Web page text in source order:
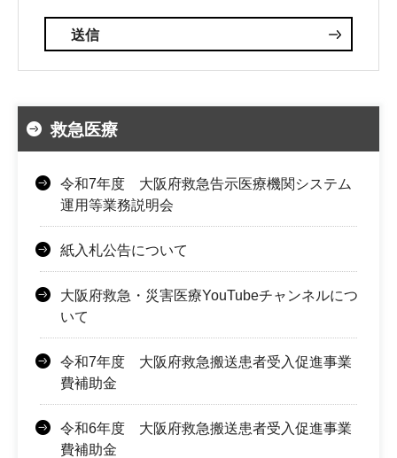
救急医療
令和7年度 大阪府救急告示医療機関システム
運用等業務説明会
紙入札公告について
大阪府救急・災害医療YouTubeチャンネルにつ
いて
令和7年度 大阪府救急搬送患者受入促進事業
費補助金
令和6年度 大阪府救急搬送患者受入促進事業
費補助金